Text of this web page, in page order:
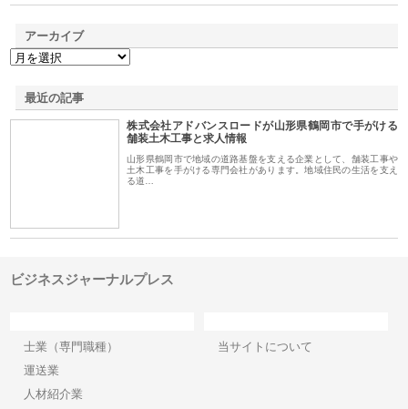
アーカイブ
最近の記事
株式会社アドバンスロードが山形県鶴岡市で手がける
舗装土木工事と求人情報
山形県鶴岡市で地域の道路基盤を支える企業として、舗装工事や
土木工事を手がける専門会社があります。地域住民の生活を支え
る道…
ビジネスジャーナルプレス
士業（専門職種）
運送業
人材紹介業
当サイトについて